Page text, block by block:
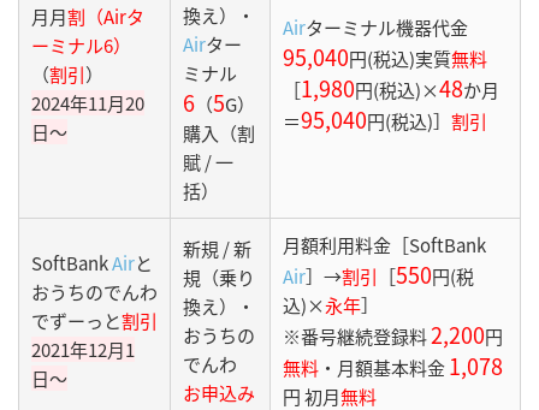
月月割（Airタ
ーミナル6）
（割引）
2024年11月20
日〜
換え）・
Airター
ミナル
6 （5G）
購入（割
賦 / 一
括）
Airターミナル機器代金
95,040円(税込)実質無料
［1,980円(税込)×48か月
＝95,040円(税込)］ 割引
SoftBankAirと
おうちのでんわ
でずーっと割引
2021年12月1
日〜
新規 / 新
規（乗り
換え）・
おうちの
でんわ
お申込み
月額利用料金［SoftBank
Air］→割引 ［550円(税
込)×永年］
※番号継続登録料2,200円
無料 ・月額基本料金1,078
円 初月無料